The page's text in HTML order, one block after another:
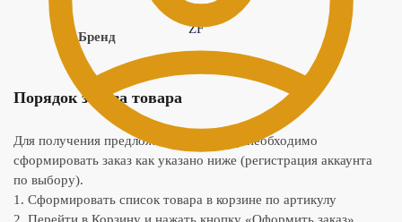
Бренд
ZF
Порядок заказа товара
Для получения предложения по товару необходимо
сформировать заказ как указано ниже (регистрация аккаунта
по выбору).
1. Сформировать список товара в корзине по артикулу
2. Перейти в Корзину и нажать кнопку «Оформить заказ».